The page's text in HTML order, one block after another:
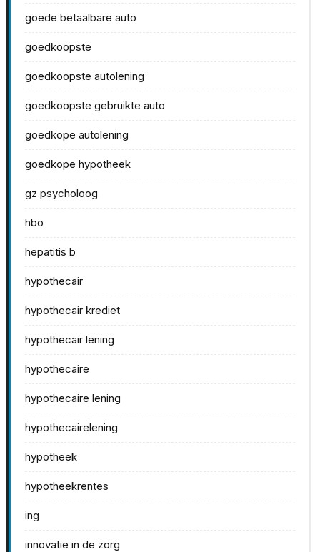
goede betaalbare auto
goedkoopste
goedkoopste autolening
goedkoopste gebruikte auto
goedkope autolening
goedkope hypotheek
gz psycholoog
hbo
hepatitis b
hypothecair
hypothecair krediet
hypothecair lening
hypothecaire
hypothecaire lening
hypothecairelening
hypotheek
hypotheekrentes
ing
innovatie in de zorg